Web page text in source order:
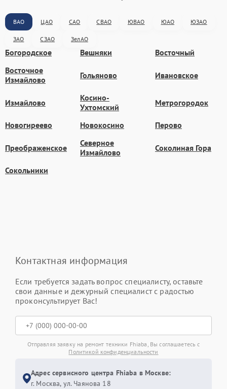
ВАО ЦАО САО СВАО ЮВАО ЮАО ЮЗАО
ЗАО СЗАО ЗелАО
Богородское Вешняки
Восточный
Восточное
Измайлово
Гольяново Ивановское
Измайлово
Косино-
Ухтомский
Метрогородок
Новогиреево Новокосино Перово
Преображенское
Северное
Измайлово
Соколиная Гора
Сокольники
Контактная информация
Если требуется задать вопрос специалисту, оставьте
свои данные и дежурный специалист с радостью
проконсультирует Вас!
Отправляя заявку на ремонт техники Fhiaba, Вы соглашаетесь с
Политикой конфиденциальности
Адрес сервисного центра Fhiaba в Москве:
г. Москва, ул. Чаянова 18